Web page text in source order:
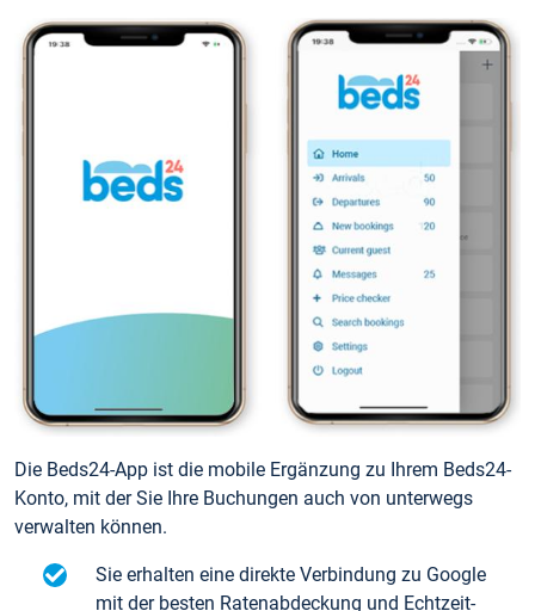
Die Beds24-App ist die mobile Ergänzung zu Ihrem Beds24-
Konto, mit der Sie Ihre Buchungen auch von unterwegs
verwalten können.
Sie erhalten eine direkte Verbindung zu Google
mit der besten Ratenabdeckung und Echtzeit-